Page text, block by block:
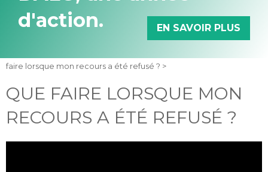
d'action.
EN SAVOIR PLUS
faire lorsque mon recours a été refusé ? >
QUE FAIRE LORSQUE MON
RECOURS A ÉTÉ REFUSÉ ?